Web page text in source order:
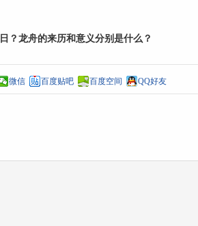
？龙舟的来历和意义分别是什么？
微信 百度贴吧 百度空间 QQ好友